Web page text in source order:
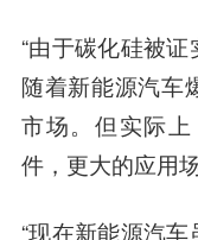
“由于碳化硅被
随着新能源汽车
市场。但实际
件，更大的应用
“现在新能源汽